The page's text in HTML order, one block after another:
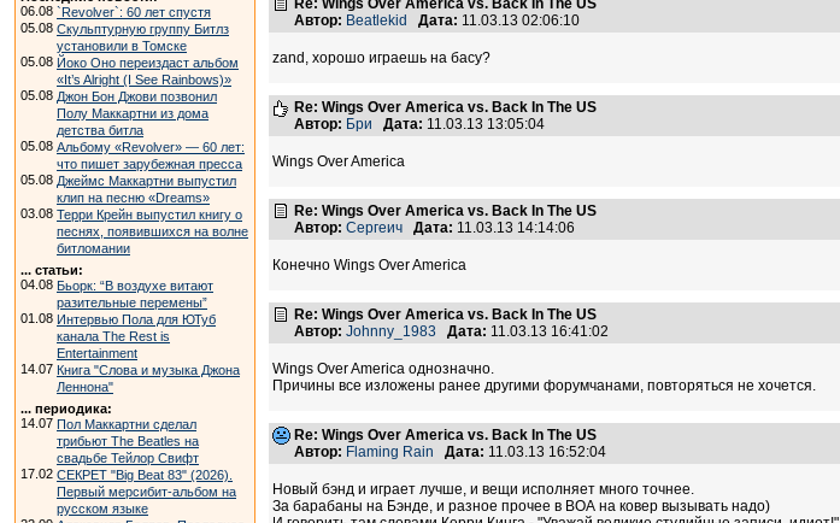
06.08 `Revolver`: 60 лет спустя
05.08 Скульптурную группу Битлз
установили в Томске
05.08 Йоко Оно переиздаст альбом
«It’s Alright (I See Rainbows)»
05.08 Джон Бон Джови позвонил
Полу Маккартни из дома
детства битла
05.08 Альбому «Revolver» — 60 лет:
что пишет зарубежная пресса
05.08 Джеймс Маккартни выпустил
клип на песню «Dreams»
03.08 Терри Крейн выпустил книгу о
песнях, появившихся на волне
битломании
... статьи:
04.08 Бьорк: “В воздухе витают
разительные перемены”
01.08 Интервью Пола для ЮТуб
канала The Rest is
Entertainment
14.07 Книга "Слова и музыка Джона
Леннона"
... периодика:
14.07 Пол Маккартни сделал
трибьют The Beatles на
свадьбе Тейлор Свифт
17.02 СЕКРЕТ "Big Beat 83" (2026).
Первый мерсибит-альбом на
русском языке
Re: Wings Over America vs. Back In The US
Автор: Beatlekid Дата: 11.03.13 02:06:10
zand, хорошо играешь на басу?
Re: Wings Over America vs. Back In The US
Автор: Бри Дата: 11.03.13 13:05:04
Wings Over America
Re: Wings Over America vs. Back In The US
Автор: Сергеич Дата: 11.03.13 14:14:06
Конечно Wings Over America
Re: Wings Over America vs. Back In The US
Автор: Johnny_1983 Дата: 11.03.13 16:41:02
Wings Over America однозначно.
Причины все изложены ранее другими форумчанами, повторяться не хочется.
Re: Wings Over America vs. Back In The US
Автор: Flaming Rain Дата: 11.03.13 16:52:04
Новый бэнд и играет лучше, и вещи исполняет много точнее.
За барабаны на Бэнде, и разное прочее в ВОА на ковер вызывать надо)